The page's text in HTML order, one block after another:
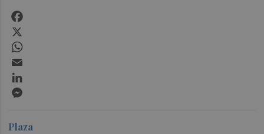
Plaza